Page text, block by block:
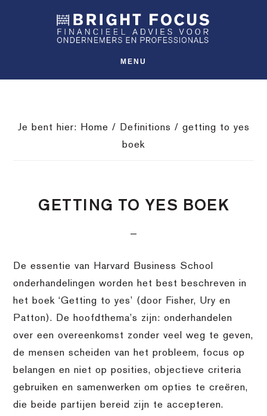
inhoud
MENU
Je bent hier: Home / Definitions / getting to yes
boek
GETTING TO YES BOEK
De essentie van Harvard Business School
onderhandelingen worden het best beschreven in
het boek ‘Getting to yes’ (door Fisher, Ury en
Patton). De hoofdthema’s zijn: onderhandelen
over een overeenkomst zonder veel weg te geven,
de mensen scheiden van het probleem, focus op
belangen en niet op posities, objectieve criteria
gebruiken en samenwerken om opties te creëren,
die beide partijen bereid zijn te accepteren.